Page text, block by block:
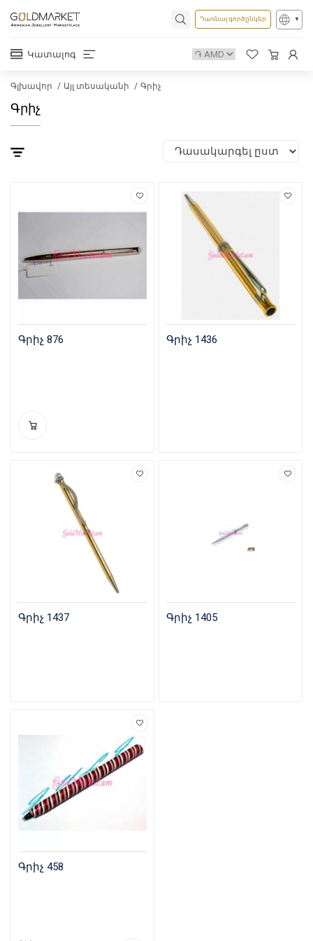
Դառնալ գործընկեր
Կատալոգ
Գլխավոր Այլ տեսականի Գրիչ
Գրիչ
Գրիչ 876 Գրիչ 1436
Գրիչ 1437 Գրիչ 1405
Գրիչ 458